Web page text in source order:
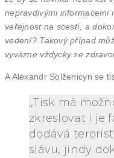
nepravdivými informacemi
veřejnost na scestí, a
vedení? Takový případ
vyvázne vždycky se
A Alexandr Solženicyn se
„Tisk má
zkreslovat i je
dodává
slávu, jindy